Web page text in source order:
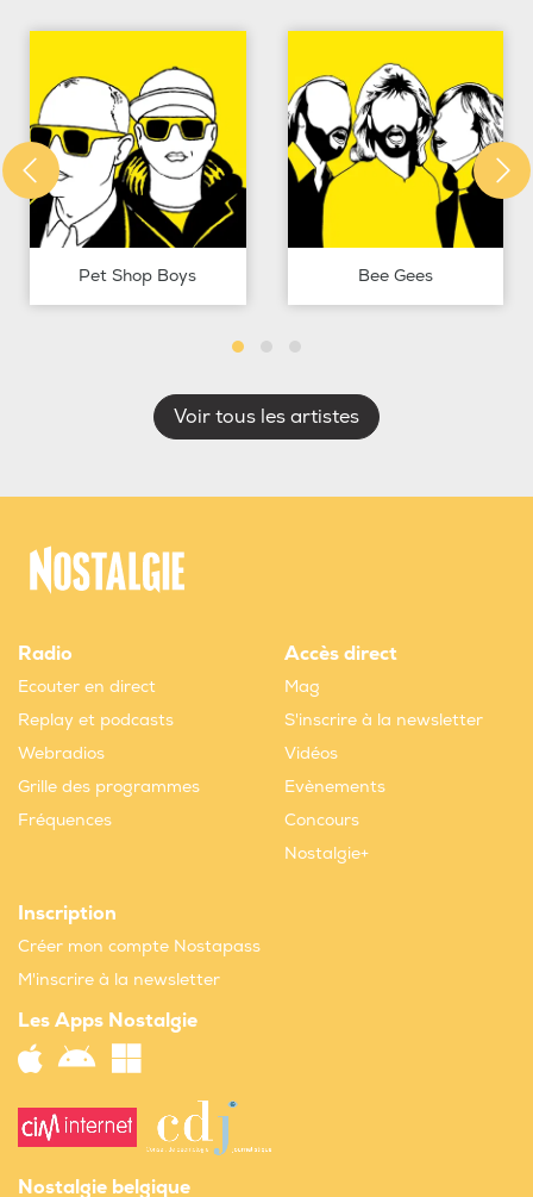
Pet Shop Boys Bee Gees
Voir tous les artistes
Radio
Ecouter en direct
Replay et podcasts
Webradios
Grille des programmes
Fréquences
Accès direct
Mag
S'inscrire à la newsletter
Vidéos
Evènements
Concours
Nostalgie+
Inscription
Créer mon compte Nostapass
M'inscrire à la newsletter
Les Apps Nostalgie
Nostalgie belgique